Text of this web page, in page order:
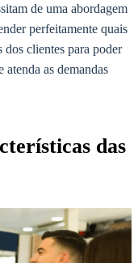
de uma abordagem
perfeitamente quais
dos clientes para poder
as demandas
das